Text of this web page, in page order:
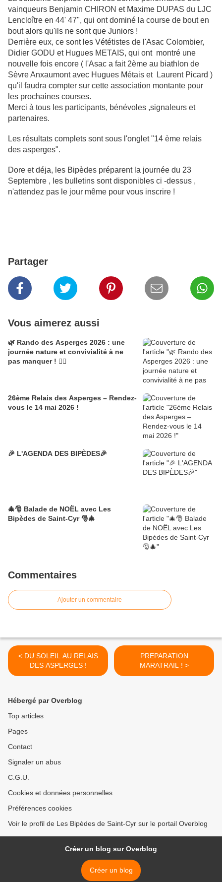
vainqueurs Benjamin CHIRON et Maxime DUPAS du LJC
Lencloître en 44' 47", qui ont dominé la course de bout en
bout alors qu'ils ne sont que Juniors !
Derrière eux, ce sont les Vététistes de l'Asac Colombier,
Didier GODU et Hugues METAIS, qui ont montré une
nouvelle fois encore ( l'Asac a fait 2ème au biathlon de
Sèvre Anxaumont avec Hugues Métais et Laurent Picard )
qu'il faudra compter sur cette association montante pour
les prochaines courses.
Merci à tous les participants, bénévoles ,signaleurs et
partenaires.
Les résultats complets sont sous l'onglet "14 ème relais
des asperges".
Dore et déja, les Bipèdes préparent la journée du 23
Septembre , les bulletins sont disponibles ci -dessus ,
n'attendez pas le jour même pour vous inscrire !
Partager
Vous aimerez aussi
🌿 Rando des Asperges 2026 : une
journée nature et convivialité à ne
pas manquer ! 🚶‍♂️
26ème Relais des Asperges – Rendez-
vous le 14 mai 2026 !
🎉 L'AGENDA DES BIPÈDES🎉
🎄🎅 Balade de NOËL avec Les
Bipèdes de Saint-Cyr 🎅🎄
Commentaires
Ajouter un commentaire
< DU SOLEIL AU RELAIS
DES ASPERGES !
PREPARATION
MARATRAIL ! >
Hébergé par Overblog
Top articles
Pages
Contact
Signaler un abus
C.G.U.
Cookies et données personnelles
Préférences cookies
Voir le profil de Les Bipèdes de Saint-Cyr sur le portail Overblog
Créer un blog sur Overblog
Créer un blog